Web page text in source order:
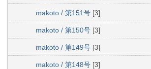
makoto / 第151号 [3]
makoto / 第150号 [3]
makoto / 第149号 [3]
makoto / 第148号 [3]